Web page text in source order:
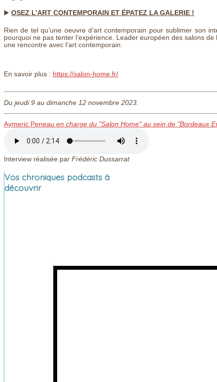
▶️ OSEZ L’ART CONTEMPORAIN ET ÉPATEZ LA GALERIE !
Rien de tel qu’une oeuvre d’art contemporain pour sublimer son
pourquoi ne pas tenter l’expérience. Leader européen des salons
une rencontre avec l’art contemporain.
En savoir plus : https://salon-home.fr/
Du jeudi 9 au dimanche 12 novembre 2023.
Aymeric Peneau en charge du "Salon Home" au sein de "Bordeaux
Interview réalisée par Frédéric Dussarrat
Vos chroniques podcasts à
découvrir